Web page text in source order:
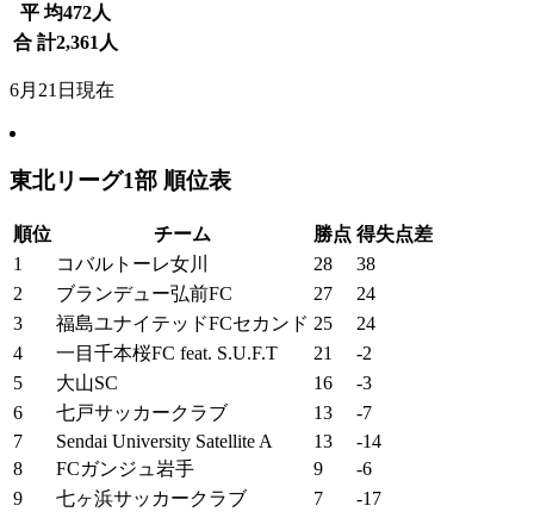
平 均472人
合 計2,361 人
6月21日現在
東北リーグ1部 順位表
順位 チーム 勝点 得失点差
1
コバルトーレ女川 28
38
2
ブランデュー弘前FC 27
24
3
福島ユナイテッドFCセカンド 25
24
4
一目千本桜FC feat. S.U.F.T 21
-2
5
大山SC 16
-3
6
七戸サッカークラブ 13
-7
7
Sendai University Satellite A 13
-14
8
FCガンジュ岩手 9
-6
9
七ヶ浜サッカークラブ 7
-17